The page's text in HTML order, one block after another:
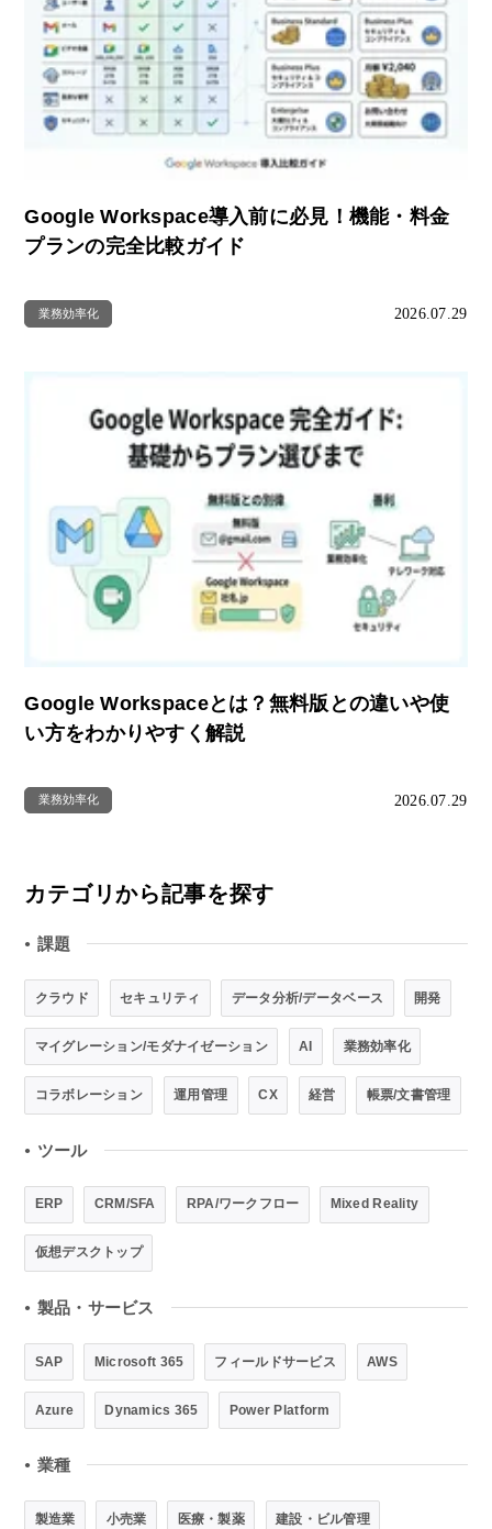
Google Workspace導入前に必見！機能・料金
プランの完全比較ガイド
業務効率化 2026.07.29
Google Workspaceとは？無料版との違いや使
い方をわかりやすく解説
業務効率化 2026.07.29
カテゴリから記事を探す
● 課題
クラウド セキュリティ データ分析/データベース 開発
マイグレーション/モダナイゼーション AI 業務効率化
コラボレーション 運用管理 CX 経営 帳票/文書管理
● ツール
ERP CRM/SFA RPA/ワークフロー Mixed Reality
仮想デスクトップ
● 製品・サービス
SAP Microsoft 365 フィールドサービス AWS
Azure Dynamics 365 Power Platform
● 業種
製造業 小売業 医療・製薬 建設・ビル管理